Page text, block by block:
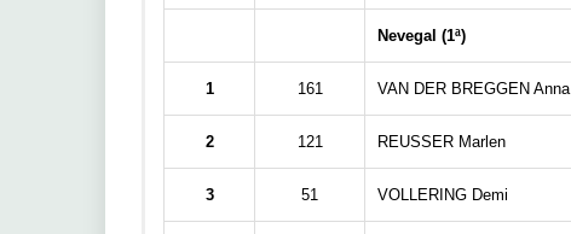
Nevegal (1ª)
1 161 VAN DER BREGGEN Anna
2 121 REUSSER Marlen
3 51 VOLLERING Demi